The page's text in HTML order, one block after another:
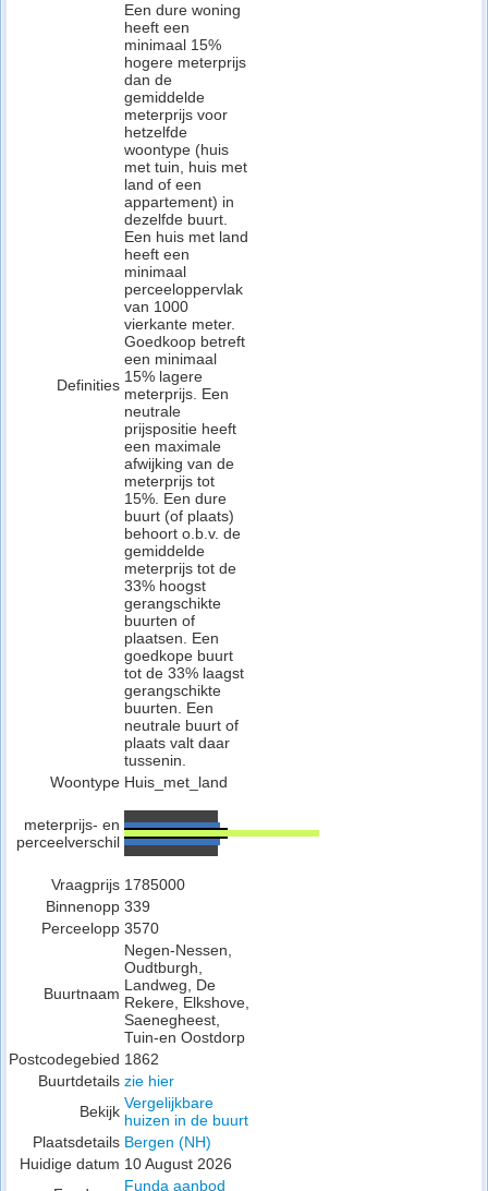
Definities
Een dure woning
heeft een
minimaal 15%
hogere meterprijs
dan de
gemiddelde
meterprijs voor
hetzelfde
woontype (huis
met tuin, huis met
land of een
appartement) in
dezelfde buurt.
Een huis met land
heeft een
minimaal
perceeloppervlak
van 1000
vierkante meter.
Goedkoop betreft
een minimaal
15% lagere
meterprijs. Een
neutrale
prijspositie heeft
een maximale
afwijking van de
meterprijs tot
15%. Een dure
buurt (of plaats)
behoort o.b.v. de
gemiddelde
meterprijs tot de
33% hoogst
gerangschikte
buurten of
plaatsen. Een
goedkope buurt
tot de 33% laagst
gerangschikte
buurten. Een
neutrale buurt of
plaats valt daar
tussenin.
Woontype Huis_met_land
meterprijs- en
perceelverschil
Vraagprijs 1785000
Binnenopp 339
Perceelopp 3570
Buurtnaam
Negen-Nessen,
Oudtburgh,
Landweg, De
Rekere, Elkshove,
Saenegheest,
Tuin-en Oostdorp
Postcodegebied 1862
Buurtdetails zie hier
Bekijk Vergelijkbare
huizen in de buurt
Plaatsdetails Bergen (NH)
Huidige datum 10 August 2026
Funda aanbod